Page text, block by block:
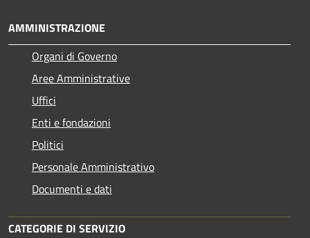
AMMINISTRAZIONE
Organi di Governo
Aree Amministrative
Uffici
Enti e fondazioni
Politici
Personale Amministrativo
Documenti e dati
CATEGORIE DI SERVIZIO